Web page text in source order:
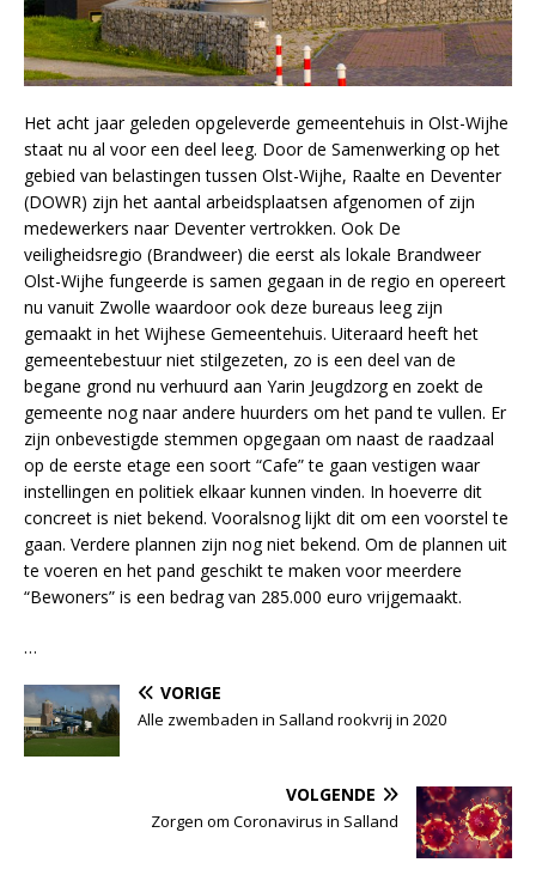
Het acht jaar geleden opgeleverde gemeentehuis in Olst-Wijhe
staat nu al voor een deel leeg. Door de Samenwerking op het
gebied van belastingen tussen Olst-Wijhe, Raalte en Deventer
(DOWR) zijn het aantal arbeidsplaatsen afgenomen of zijn
medewerkers naar Deventer vertrokken. Ook De
veiligheidsregio (Brandweer) die eerst als lokale Brandweer
Olst-Wijhe fungeerde is samen gegaan in de regio en opereert
nu vanuit Zwolle waardoor ook deze bureaus leeg zijn
gemaakt in het Wijhese Gemeentehuis. Uiteraard heeft het
gemeentebestuur niet stilgezeten, zo is een deel van de
begane grond nu verhuurd aan Yarin Jeugdzorg en zoekt de
gemeente nog naar andere huurders om het pand te vullen. Er
zijn onbevestigde stemmen opgegaan om naast de raadzaal
op de eerste etage een soort “Cafe” te gaan vestigen waar
instellingen en politiek elkaar kunnen vinden. In hoeverre dit
concreet is niet bekend. Vooralsnog lijkt dit om een voorstel te
gaan. Verdere plannen zijn nog niet bekend. Om de plannen uit
te voeren en het pand geschikt te maken voor meerdere
“Bewoners” is een bedrag van 285.000 euro vrijgemaakt.
…
VORIGE
Alle zwembaden in Salland rookvrij in 2020
VOLGENDE
Zorgen om Coronavirus in Salland